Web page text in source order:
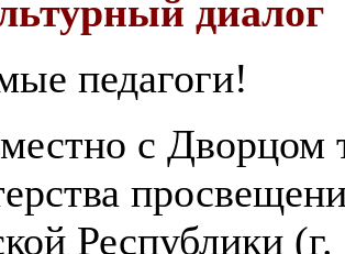
диалог
педагоги!
с Дворцом
Республики